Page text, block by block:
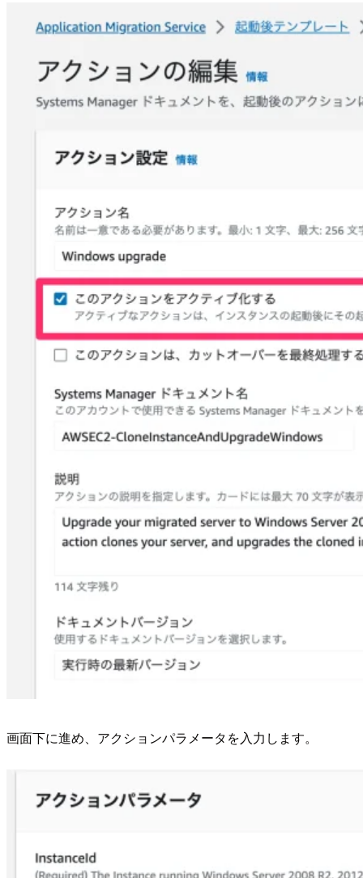
画面下に進め、アクションパラメータを入力します。